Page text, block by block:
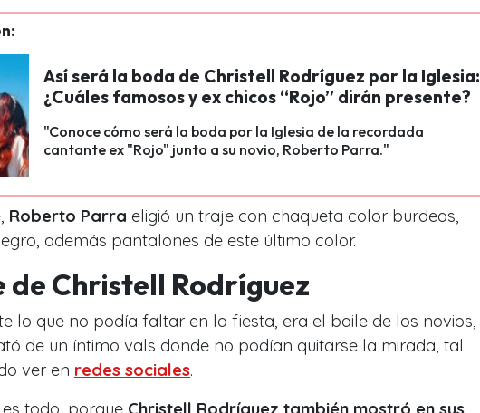
Así será la boda de Christell Rodríguez por la Iglesia:
¿Cuáles famosos y ex chicos “Rojo” dirán presente?
"Conoce cómo será la boda por la Iglesia de la recordada
cantante ex "Rojo" junto a su novio, Roberto Parra."
Roberto Parra eligió un traje con chaqueta color burdeos,
además pantalones de este último color.
de Christell Rodríguez
lo que no podía faltar en la fiesta, era el baile de los novios,
de un íntimo vals donde no podían quitarse la mirada, tal
ver en redes sociales.